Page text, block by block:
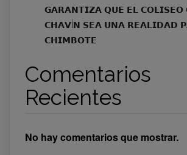
𝗚𝗔𝗥𝗔𝗡𝗧𝗜𝗭𝗔 𝗤𝗨𝗘 𝗘𝗟 𝗖𝗢𝗟𝗜𝗦𝗘𝗢
𝗖𝗛𝗔𝗩Í𝗡 𝗦𝗘𝗔 𝗨𝗡𝗔 𝗥𝗘𝗔𝗟𝗜𝗗𝗔𝗗
𝗖𝗛𝗜𝗠𝗕𝗢𝗧𝗘
Comentarios
Recientes
No hay comentarios que mostrar.